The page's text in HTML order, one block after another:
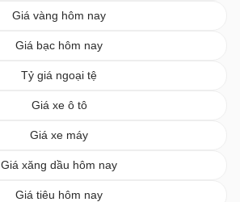
Giá vàng hôm nay
Giá bạc hôm nay
Tỷ giá ngoại tệ
Giá xe ô tô
Giá xe máy
Giá xăng dầu hôm nay
Giá tiêu hôm nay